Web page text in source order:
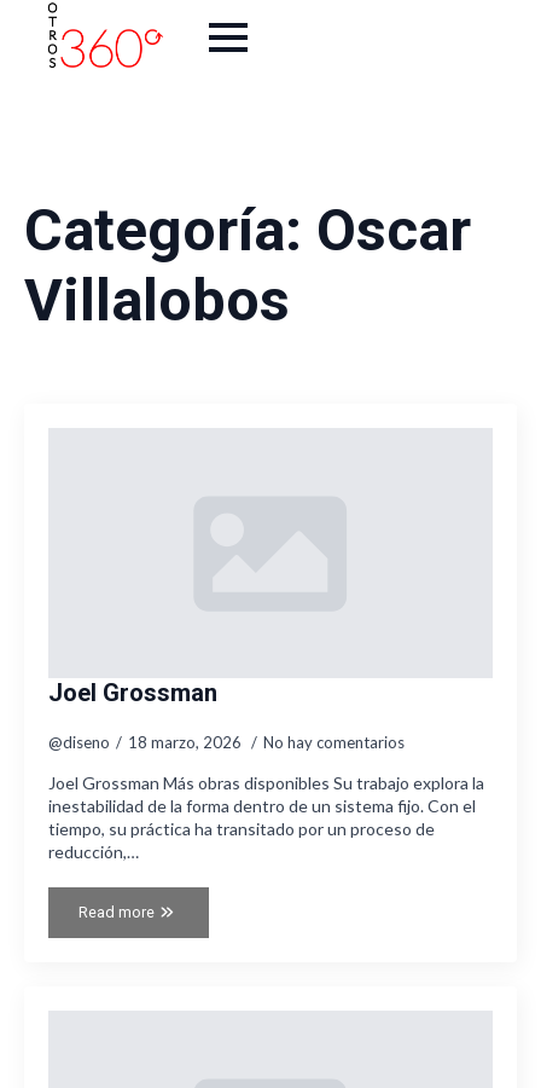
Categoría: Oscar
Villalobos
Joel Grossman
@diseno 18 marzo, 2026 No hay comentarios
Joel Grossman Más obras disponibles Su trabajo explora la
inestabilidad de la forma dentro de un sistema fijo. Con el
tiempo, su práctica ha transitado por un proceso de
reducción,…
Read more